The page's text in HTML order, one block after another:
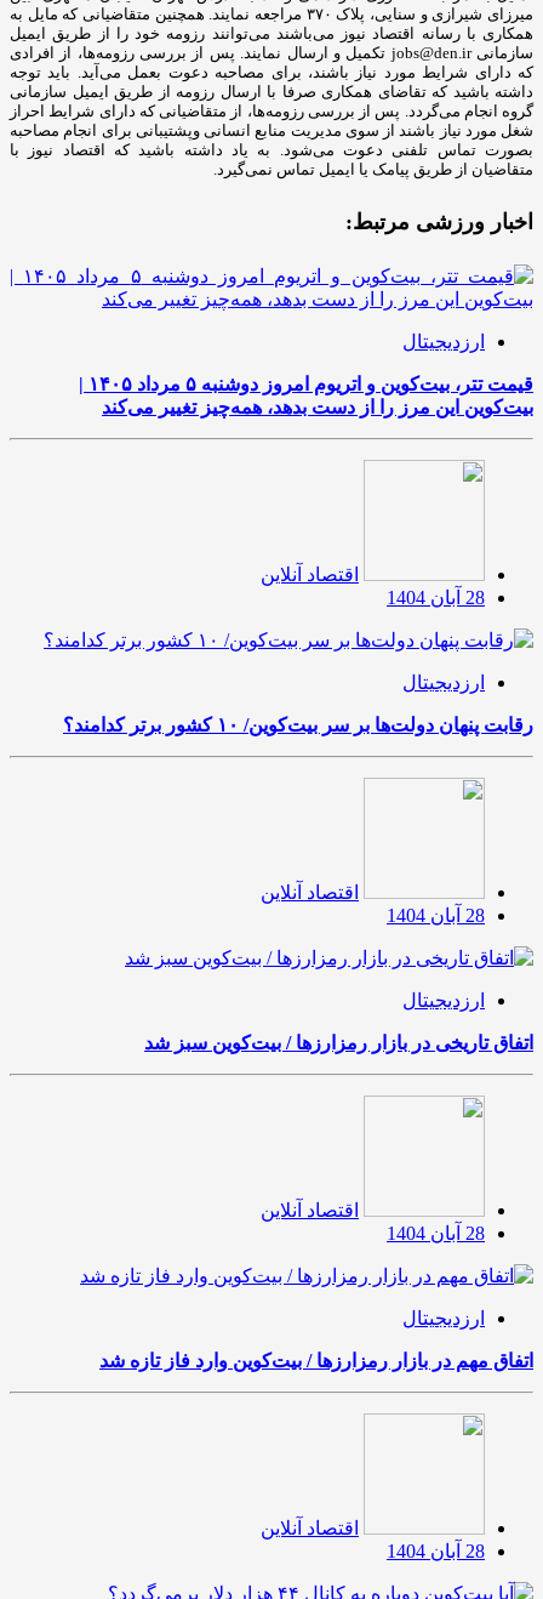
میرزای شیرازی و سنایی، پلاک ۳۷۰ مراجعه نمایند. همچنین متقاضیانی که مایل به
همکاری با رسانه‌ اقتصاد نیوز می‌باشند می‌توانند رزومه خود را از طریق ایمیل
سازمانی jobs@den.ir تکمیل و ارسال نمایند. پس از بررسی رزومه‌ها، از افرادی
که دارای شرایط مورد نیاز باشند، برای مصاحبه دعوت بعمل می‌آید. باید توجه
داشته باشید که تقاضای همکاری صرفا با ارسال رزومه از طریق ایمیل سازمانی
گروه انجام می‌گردد. پس از بررسی رزومه‌ها، از متقاضیانی که دارای شرایط احراز
شغل مورد نیاز باشند از سوی مدیریت منابع انسانی وپشتیبانی برای انجام مصاحبه
بصورت تماس تلفنی دعوت می‌شود. به یاد داشته باشید که اقتصاد نیوز با
متقاضیان از طریق پیامک یا ایمیل تماس نمی‌گیرد.
اخبار ورزشی مرتبط:
ارزدیجیتال
قیمت تتر، بیت‌کوین و اتریوم امروز دوشنبه ۵ مرداد ۱۴۰۵ |
بیت‌کوین این مرز را از دست بدهد، همه‌چیز تغییر می‌کند
اقتصاد آنلاین
28 آبان 1404
ارزدیجیتال
رقابت پنهان دولت‌ها بر سر بیت‌کوین/ ۱۰ کشور برتر کدامند؟
اقتصاد آنلاین
28 آبان 1404
ارزدیجیتال
اتفاق تاریخی در بازار رمزارزها / بیت‌کوین سبز شد
اقتصاد آنلاین
28 آبان 1404
ارزدیجیتال
اتفاق مهم در بازار رمزارزها / بیت‌کوین وارد فاز تازه شد
اقتصاد آنلاین
28 آبان 1404